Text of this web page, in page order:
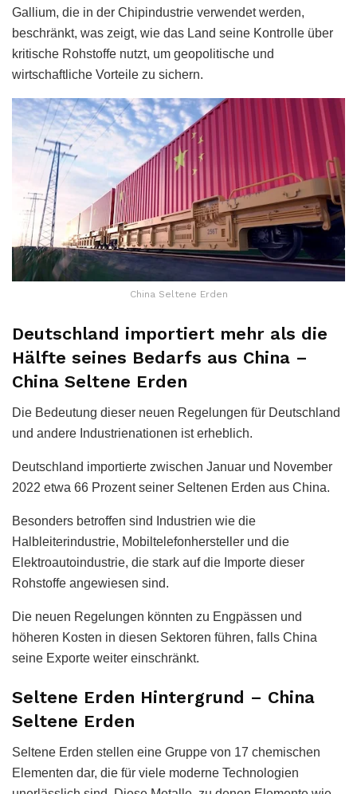
Gallium, die in der Chipindustrie verwendet werden,
beschränkt, was zeigt, wie das Land seine Kontrolle über
kritische Rohstoffe nutzt, um geopolitische und
wirtschaftliche Vorteile zu sichern.
China Seltene Erden
Deutschland importiert mehr als die
Hälfte seines Bedarfs aus China –
China Seltene Erden
Die Bedeutung dieser neuen Regelungen für Deutschland
und andere Industrienationen ist erheblich.
Deutschland importierte zwischen Januar und November
2022 etwa 66 Prozent seiner Seltenen Erden aus China.
Besonders betroffen sind Industrien wie die
Halbleiterindustrie, Mobiltelefonhersteller und die
Elektroautoindustrie, die stark auf die Importe dieser
Rohstoffe angewiesen sind.
Die neuen Regelungen könnten zu Engpässen und
höheren Kosten in diesen Sektoren führen, falls China
seine Exporte weiter einschränkt.
Seltene Erden Hintergrund – China
Seltene Erden
Seltene Erden stellen eine Gruppe von 17 chemischen
Elementen dar, die für viele moderne Technologien